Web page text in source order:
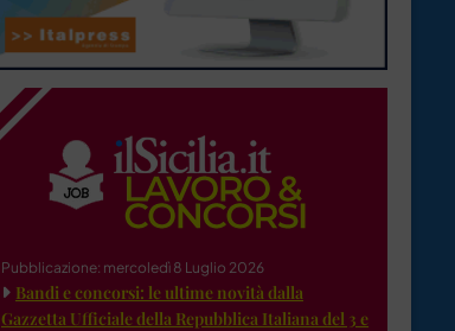
Pubblicazione: mercoledì 8 Luglio 2026
Bandi e concorsi: le ultime novità dalla
Gazzetta Ufficiale della Repubblica Italiana del 3 e